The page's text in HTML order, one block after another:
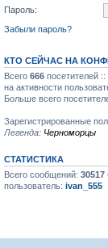
Пароль:
Забыли пароль?
КТО СЕЙЧАС НА
Всего 666 посетителей
на активности
Больше всего
Зарегистрированные
Легенда: Черноморцы
СТАТИСТИКА
Всего сообщений: 30517
пользователь: ivan_555